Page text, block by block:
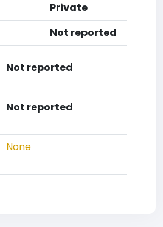
Private
Not reported
Not reported
Not reported
None